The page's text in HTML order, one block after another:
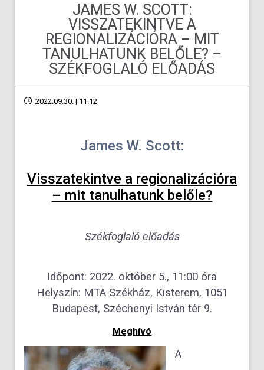
JAMES W. SCOTT:
VISSZATEKINTVE A
REGIONALIZÁCIÓRA – MIT
TANULHATUNK BELŐLE? –
SZÉKFOGLALÓ ELŐADÁS
2022.09.30. | 11:12
James W. Scott:
Visszatekintve a regionalizációra
– mit tanulhatunk belőle?
Székfoglaló előadás
Időpont: 2022. október 5., 11:00 óra
Helyszín: MTA Székház, Kisterem, 1051
Budapest, Széchenyi István tér 9.
Meghívó
A